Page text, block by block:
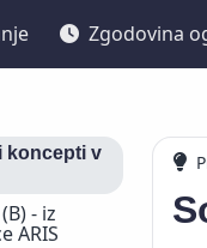
Zgodovina
koncepti v
- iz
ARIS